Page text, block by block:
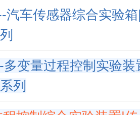
汽车传感器综合实验
多变量过程控制实验
列